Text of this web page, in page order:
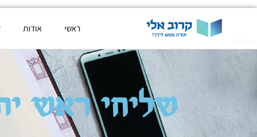
ראשי אודות
שליחי ראש